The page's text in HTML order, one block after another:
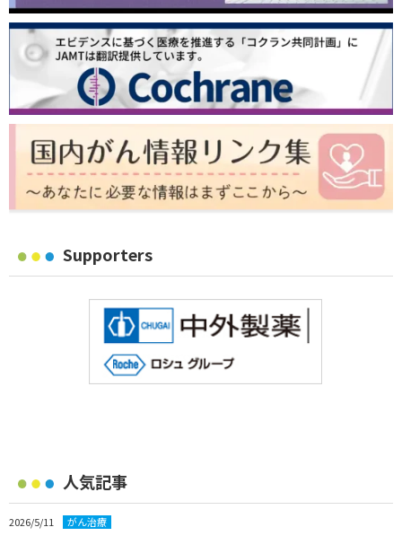
Supporters
人気記事
2026/5/11 がん治療